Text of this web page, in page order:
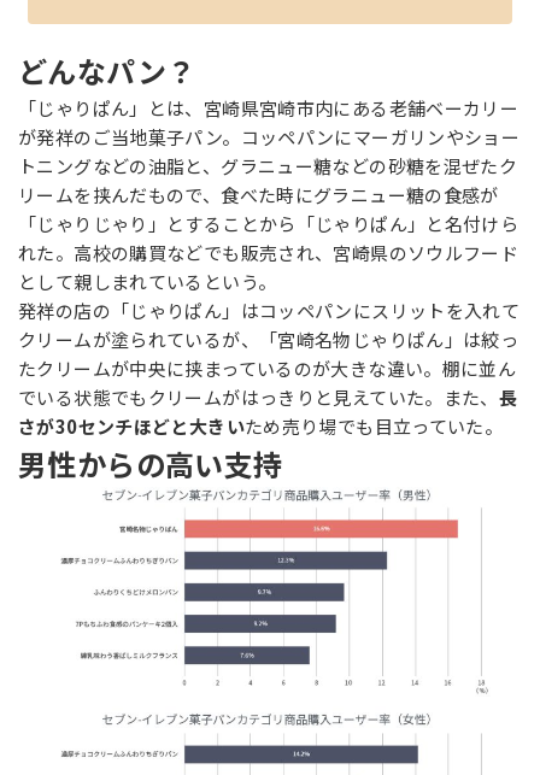
どんなパン？
「じゃりぱん」とは、宮崎県宮崎市内にある老舗ベーカリー
が発祥のご当地菓子パン。コッペパンにマーガリンやショー
トニングなどの油脂と、グラニュー糖などの砂糖を混ぜたク
リームを挟んだもので、食べた時にグラニュー糖の食感が
「じゃりじゃり」とすることから「じゃりぱん」と名付けら
れた。高校の購買などでも販売され、宮崎県のソウルフード
として親しまれているという。
発祥の店の「じゃりぱん」はコッペパンにスリットを入れて
クリームが塗られているが、「宮崎名物じゃりぱん」は絞っ
たクリームが中央に挟まっているのが大きな違い。棚に並ん
でいる状態でもクリームがはっきりと見えていた。また、 長
さが30センチほどと大きいため売り場でも目立っていた。
男性からの高い支持